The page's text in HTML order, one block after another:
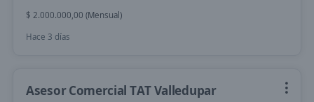
$ 2.000.000,00 (Mensual)
Hace 3 días
Asesor Comercial TAT Valledupar